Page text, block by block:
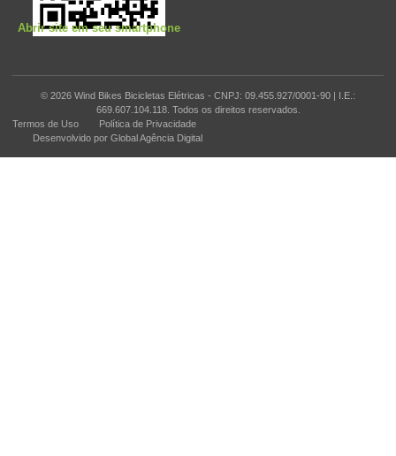
Abrir site em seu smartphone
© 2026 Wind Bikes Bicicletas Elétricas - CNPJ: 09.455.927/0001-90 | I.E.:
669.607.104.118. Todos os direitos reservados.
Termos de Uso
Política de Privacidade
Desenvolvido por Global Agência Digital